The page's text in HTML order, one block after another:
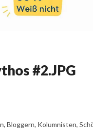
#2.JPG
Bloggern, Kolumnisten,